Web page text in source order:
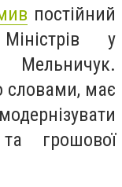
постійний
у
словами, має
грошової